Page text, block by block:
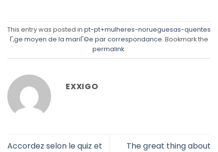
This entry was posted in pt-pt+mulheres-norueguesas-quentes
Г‚ge moyen de la mariГ©e par correspondance. Bookmark the
permalink.
EXXIGO
Accordez selon le quiz et The great thing about